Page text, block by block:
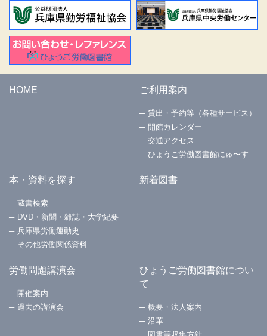
HOME ご利用案内
貸出・予約等（各種サービス）
開館カレンダー
交通アクセス
ひょうご労働図書館にゅ〜す
本・資料を探す
蔵書検索
DVD・新聞・雑誌・大学紀要
兵庫県労働運動史
その他労働関係資料
新着図書
労働問題講演会
開催案内
過去の講演会
ひょうご労働図書館につい
て
概要・法⼈案内
沿革